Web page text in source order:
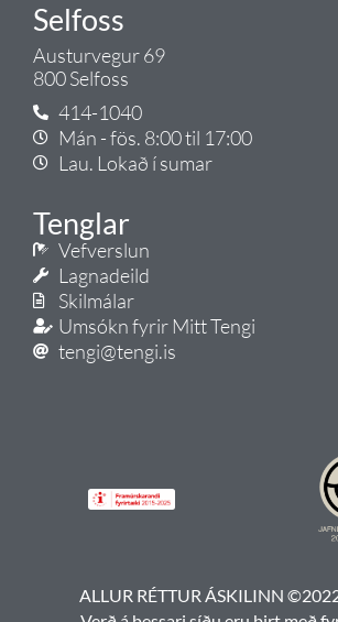
Selfoss
Austurvegur 69
800 Selfoss
414-1040
Mán - fös. 8:00 til 17:00
Lau. Lokað í sumar
Tenglar
Vefverslun
Lagnadeild
Skilmálar
Umsókn fyrir Mitt Tengi
tengi@tengi.is
ALLUR RÉTTUR ÁSKILINN